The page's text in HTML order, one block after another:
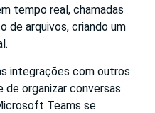
tempo real, chamadas
de arquivos, criando um
integrações com outros
organizar conversas
Teams se